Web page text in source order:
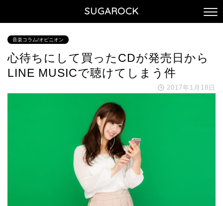
SUGAROCK
音楽コラム/オピニオン
心待ちにして買ったCDが発売日から
LINE MUSICで聴けてしまう件
2017年1月18日